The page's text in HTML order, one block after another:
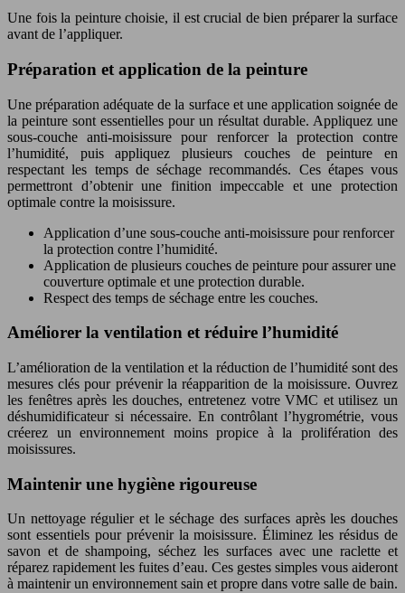
Une fois la peinture choisie, il est crucial de bien préparer la surface
avant de l’appliquer.
Préparation et application de la peinture
Une préparation adéquate de la surface et une application soignée de
la peinture sont essentielles pour un résultat durable. Appliquez une
sous-couche anti-moisissure pour renforcer la protection contre
l’humidité, puis appliquez plusieurs couches de peinture en
respectant les temps de séchage recommandés. Ces étapes vous
permettront d’obtenir une finition impeccable et une protection
optimale contre la moisissure.
Application d’une sous-couche anti-moisissure pour renforcer
la protection contre l’humidité.
Application de plusieurs couches de peinture pour assurer une
couverture optimale et une protection durable.
Respect des temps de séchage entre les couches.
Améliorer la ventilation et réduire l’humidité
L’amélioration de la ventilation et la réduction de l’humidité sont des
mesures clés pour prévenir la réapparition de la moisissure. Ouvrez
les fenêtres après les douches, entretenez votre VMC et utilisez un
déshumidificateur si nécessaire. En contrôlant l’hygrométrie, vous
créerez un environnement moins propice à la prolifération des
moisissures.
Maintenir une hygiène rigoureuse
Un nettoyage régulier et le séchage des surfaces après les douches
sont essentiels pour prévenir la moisissure. Éliminez les résidus de
savon et de shampoing, séchez les surfaces avec une raclette et
réparez rapidement les fuites d’eau. Ces gestes simples vous aideront
à maintenir un environnement sain et propre dans votre salle de bain.